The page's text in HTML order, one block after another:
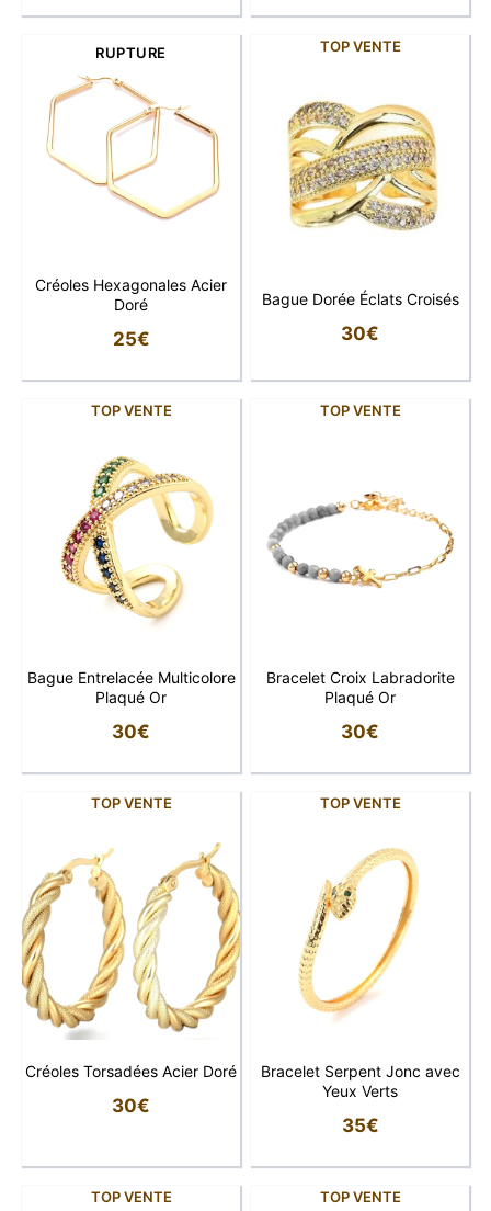
RUPTURE
Créoles Hexagonales Acier
Doré
25€
TOP VENTE
Bague Dorée Éclats Croisés
30€
TOP VENTE
Bague Entrelacée Multicolore
Plaqué Or
30€
TOP VENTE
Bracelet Croix Labradorite
Plaqué Or
30€
TOP VENTE
Créoles Torsadées Acier Doré
30€
TOP VENTE
Bracelet Serpent Jonc avec
Yeux Verts
35€
TOP VENTE TOP VENTE